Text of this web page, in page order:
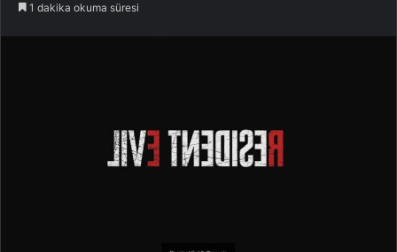
1 dakika okuma süresi